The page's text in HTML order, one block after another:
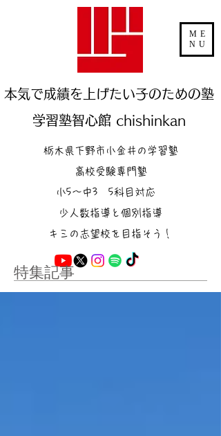
本気で成績を上げたい子のための塾
学習塾智心館 chishinkan
ME
NU
栃木県下野市小金井の学習塾
高校受験専門塾
小5～中3 5科目対応
少人数指導と個別指導
キミの志望校を目指そう！
特集記事